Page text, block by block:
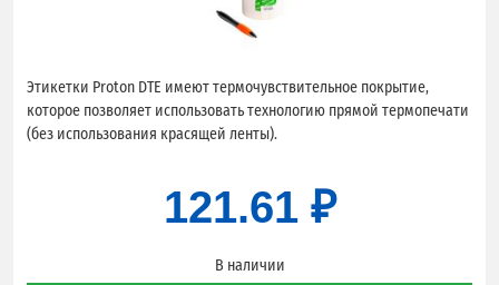
Этикетки Proton DTE имеют термочувствительное покрытие,
которое позволяет использовать технологию прямой термопечати
(без использования красящей ленты).
121.61 ₽
В наличии